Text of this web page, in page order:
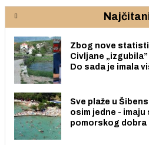
Zbog nove
Civljane
Do sada je imala
Sve plaže u
osim jedne -
pomorskog dobra